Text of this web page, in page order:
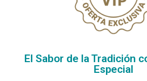
El Sabor de la Tradición
Especial